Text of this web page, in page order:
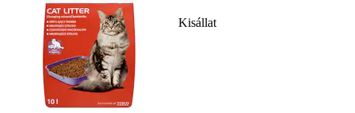
Kisállat